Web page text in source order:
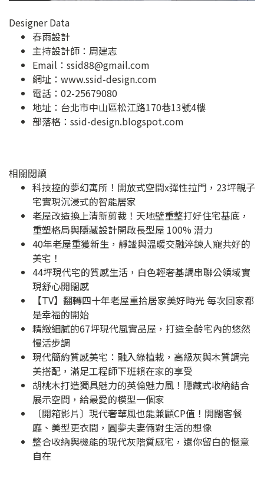
Designer Data
春雨設計
主持設計師：周建志
Email： ssid88@gmail.com
網址： www.ssid-design.com
電話：02-25679080
地址： 台北市中山區松江路170巷13號4樓
部落格： ssid-design.blogspot.com
相關閱讀
科技控的夢幻寓所！開放式空間x彈性拉門，23坪親子
宅實現沉浸式的智能居家
老屋改造換上清新剪裁！天地壁重整打好住宅基底，
重塑格局與隱藏設計開啟長型屋 100% 潛力
40年老屋重獲新生，靜謐與溫暖交融淬鍊人寵共好的
美宅！
44坪現代宅的質感生活，白色輕奢基調串聯公領域實
現舒心開闊感
【TV】翻轉四十年老屋重拾居家美好時光 每次回家都
是幸福的開始
精緻細膩的67坪現代風實品屋，打造全齡宅內的悠然
慢活步調
現代簡約質感美宅：融入綠植栽，高級灰與木質調完
美搭配，滿足工程師下班賴在家的享受
胡桃木打造獨具魅力的英倫魅力風！隱藏式收納結合
展示空間，給最愛的模型一個家
〔開箱影片〕現代奢華風也能兼顧CP值！開闊客餐
廳、美型更衣間，圓夢夫妻倆對生活的想像
整合收納與機能的現代灰階質感宅，還你留白的愜意
自在